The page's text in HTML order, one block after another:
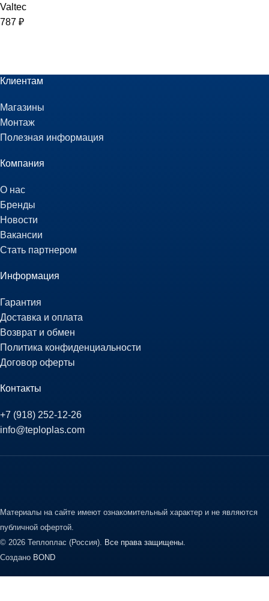
Valtec
787 ₽
Клиентам
Магазины
Монтаж
Полезная информация
Компания
О нас
Бренды
Новости
Вакансии
Стать партнером
Информация
Гарантия
Доставка и оплата
Возврат и обмен
Политика конфиденциальности
Договор оферты
Контакты
+7 (918) 252-12-26
info@teploplas.com
Материалы на сайте имеют ознакомительный характер и не являются
публичной офертой.
© 2026 Теплоплас (Россия). Все права защищены.
Создано BOND